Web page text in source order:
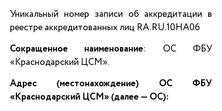
Уникальный номер записи об аккредитации в
реестре аккредитованных лиц RA.RU.10НА06
Сокращенное наименование: ОС ФБУ
«Краснодарский ЦСМ».
Адрес (местонахождение) ОС ФБУ
«Краснодарский ЦСМ» (далее — ОС):